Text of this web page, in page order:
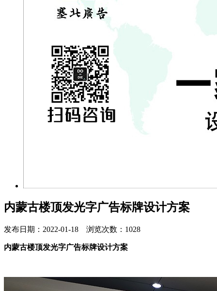
内蒙古楼顶发光字广告标牌设计方案
发布日期：2022-01-18 浏览次数：1028
内蒙古楼顶发光字广告标牌设计方案